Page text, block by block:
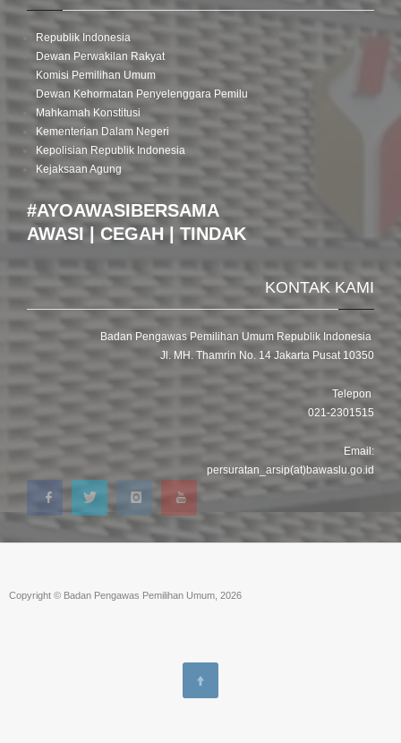
Republik Indonesia
Dewan Perwakilan Rakyat
Komisi Pemilihan Umum
Dewan Kehormatan Penyelenggara Pemilu
Mahkamah Konstitusi
Kementerian Dalam Negeri
Kepolisian Republik Indonesia
Kejaksaan Agung
#AYOAWASIBERSAMA
AWASI | CEGAH | TINDAK
KONTAK KAMI
Badan Pengawas Pemilihan Umum Republik Indonesia
Jl. MH. Thamrin No. 14 Jakarta Pusat 10350
Telepon
021-2301515
Email:
persuratan_arsip(at)bawaslu.go.id
Copyright © Badan Pengawas Pemilihan Umum, 2026